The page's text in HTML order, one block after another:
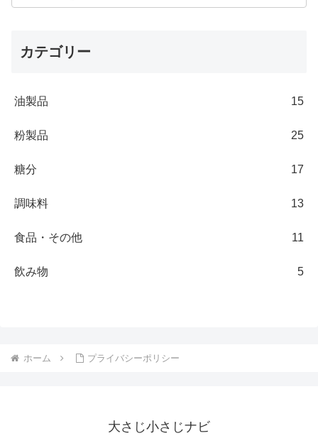
カテゴリー
油製品 15
粉製品 25
糖分 17
調味料 13
食品・その他 11
飲み物 5
ホーム プライバシーポリシー
大さじ小さじナビ